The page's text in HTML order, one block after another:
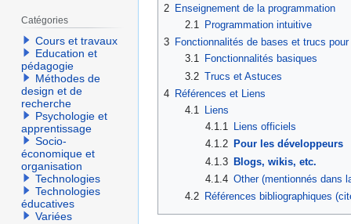
navigation
recherche
2 Enseignement de la programmation
2.1
Programmation intuitive
3 Fonctionnalités de bases et trucs
3.1
Fonctionnalités basiques
3.2 Trucs et Astuces
4 Références et Liens
4.1
Liens
4.1.1
Liens officiels
4.1.2 Pour les développeurs
4.1.3 Blogs, wikis, etc.
4.1.4 Other (mentionnés dans
4.2
Références bibliographiques
Catégories
Cours et travaux
Education et
pédagogie
Méthodes de
design et de
recherche
Psychologie et
apprentissage
Socio-
économique et
organisation
Technologies
Technologies
éducatives
Variées